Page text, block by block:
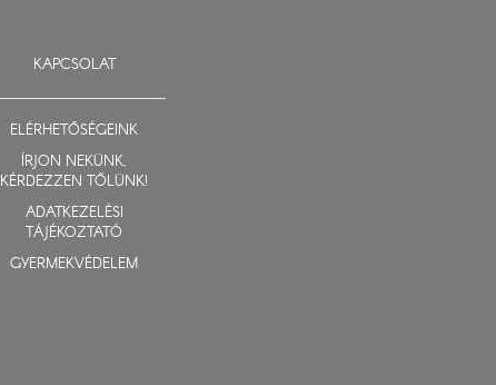
KAPCSOLAT
ELÉRHETŐSÉGEINK
ÍRJON NEKÜNK,
KÉRDEZZEN TŐLÜNK!
ADATKEZELÉSI
TÁJÉKOZTATÓ
GYERMEKVÉDELEM